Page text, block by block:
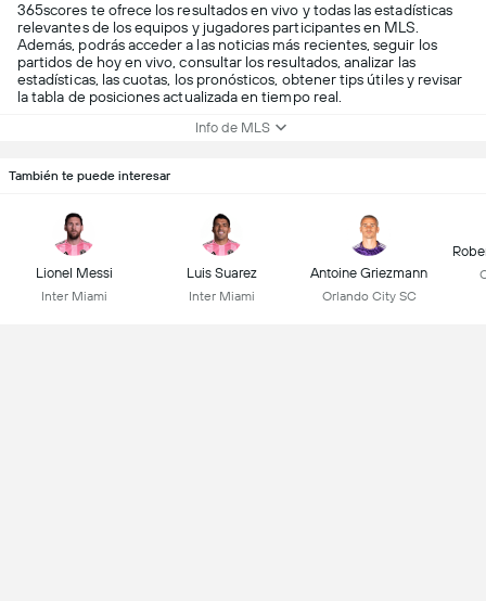
365scores te ofrece los resultados en vivo y todas las estadísticas
relevantes de los equipos y jugadores participantes en MLS.
Además, podrás acceder a las noticias más recientes, seguir los
partidos de hoy en vivo, consultar los resultados, analizar las
estadísticas, las cuotas, los pronósticos, obtener tips útiles y revisar
la tabla de posiciones actualizada en tiempo real.
Info de MLS
También te puede interesar
Lionel Messi
Inter Miami
Luis Suarez
Inter Miami
Antoine Griezmann
Orlando City SC